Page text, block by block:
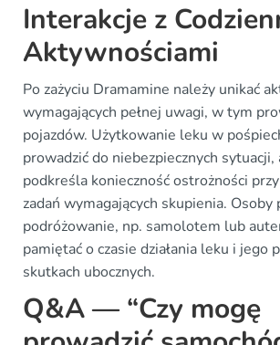
Interakcje z
Aktywnościami
Po zażyciu Dramamine należy unikać
wymagających pełnej uwagi, w tym
pojazdów. Użytkowanie leku w
prowadzić do niebezpiecznych sytuacji,
podkreśla konieczność ostrożności
zadań wymagających skupienia. Osoby
podróżowanie, np. samolotem lub
pamiętać o czasie działania leku i jego
skutkach ubocznych.
Q&A — “Czy mogę